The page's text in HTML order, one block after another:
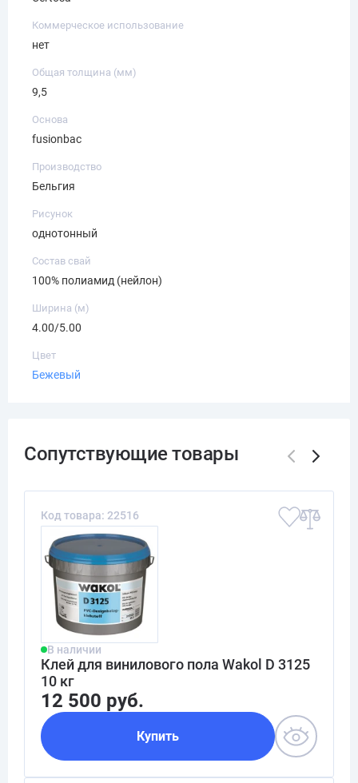
Коммерческое использование
нет
Общая толщина (мм)
9,5
Основа
fusionbac
Производство
Бельгия
Рисунок
однотонный
Состав свай
100% полиамид (нейлон)
Ширина (м)
4.00/5.00
Цвет
Бежевый
Код товара: 22516
В наличии
Клей для винилового пола Wakol D 3125
10 кг
12 500 руб.
Купить